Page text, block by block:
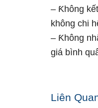
– Ƙhông
không chi
– Ƙhông
giá bình
Liên